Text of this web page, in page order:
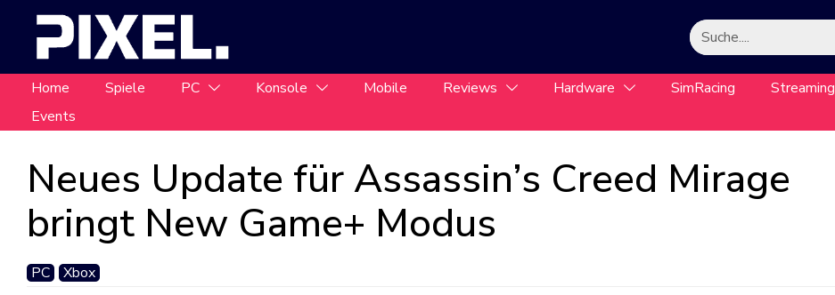
Home Spiele PC Konsole Mobile Reviews Hardware SimRacing
Streaming
Events
Neues Update für Assassin’s Creed Mirage
bringt New Game+ Modus
PC Xbox